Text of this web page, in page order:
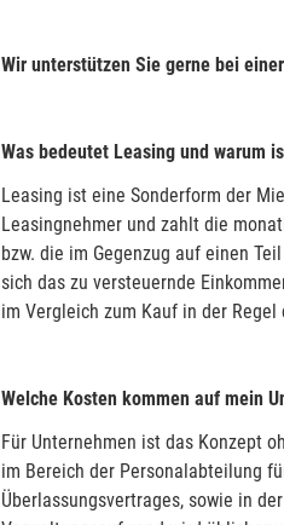
Wir unterstützen Sie gerne bei
Was bedeutet Leasing und warum
Leasing ist eine Sonderform der
Leasingnehmer und zahlt die
bzw. die im Gegenzug auf einen
sich das zu versteuernde
im Vergleich zum Kauf in der Regel
Welche Kosten kommen auf mein
Für Unternehmen ist das Konzept
im Bereich der Personalabteilung
Überlassungsvertrages, sowie in